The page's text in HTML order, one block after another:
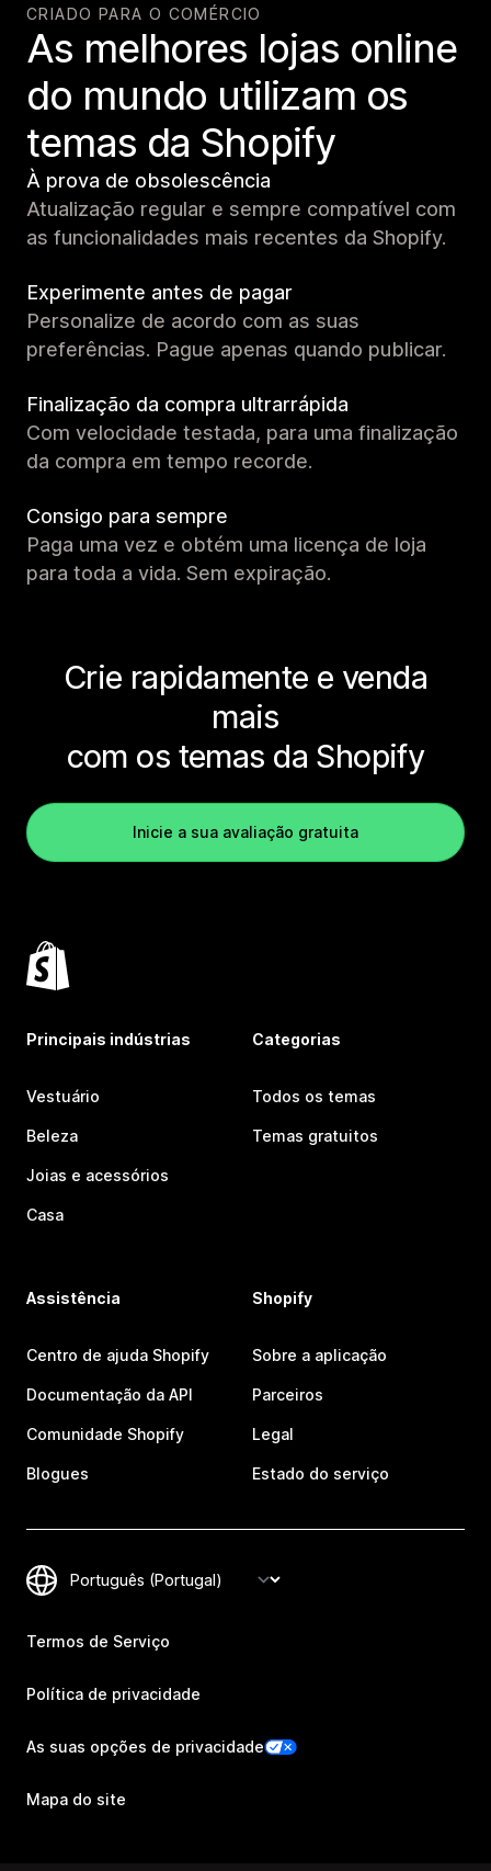
CRIADO PARA O COMÉRCIO
As melhores lojas online
do mundo utilizam os
temas da Shopify
À prova de obsolescência
Atualização regular e sempre compatível com
as funcionalidades mais recentes da Shopify.
Experimente antes de pagar
Personalize de acordo com as suas
preferências. Pague apenas quando publicar.
Finalização da compra ultrarrápida
Com velocidade testada, para uma finalização
da compra em tempo recorde.
Consigo para sempre
Paga uma vez e obtém uma licença de loja
para toda a vida. Sem expiração.
Crie rapidamente e venda
mais
com os temas da Shopify
Inicie a sua avaliação gratuita
Principais indústrias
Vestuário
Beleza
Joias e acessórios
Casa
Categorias
Todos os temas
Temas gratuitos
Assistência
Centro de ajuda Shopify
Documentação da API
Comunidade Shopify
Blogues
Shopify
Sobre a aplicação
Parceiros
Legal
Estado do serviço
Termos de Serviço
Política de privacidade
As suas opções de privacidade
Mapa do site